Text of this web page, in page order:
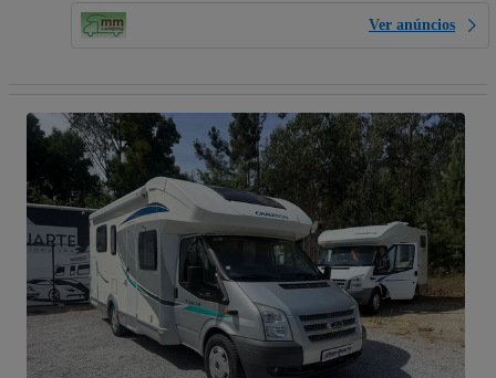
Ver anúncios